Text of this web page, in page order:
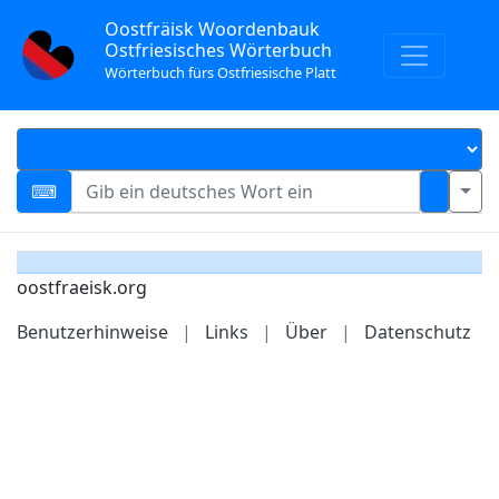
Oostfräisk Woordenbauk
Ostfriesisches Wörterbuch
Wörterbuch fürs Ostfriesische Platt
oostfraeisk.org
Benutzerhinweise
| Links | Über | Datenschutz